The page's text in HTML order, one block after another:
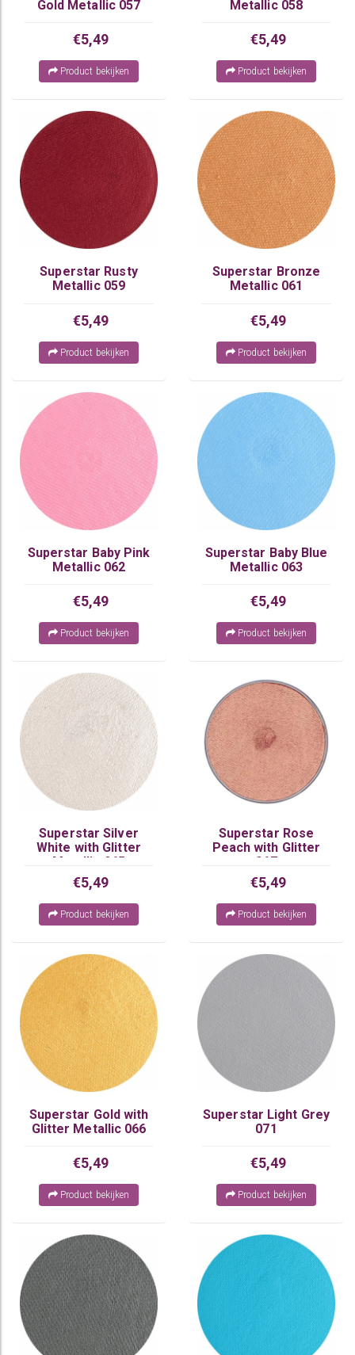
Gold Metallic 057
€5,49
Product bekijken
Metallic 058
€5,49
Product bekijken
Superstar Rusty
Metallic 059
€5,49
Product bekijken
Superstar Bronze
Metallic 061
€5,49
Product bekijken
Superstar Baby Pink
Metallic 062
€5,49
Product bekijken
Superstar Baby Blue
Metallic 063
€5,49
Product bekijken
Superstar Silver
White with Glitter
Metallic 065
€5,49
Product bekijken
Superstar Rose
Peach with Glitter
067
€5,49
Product bekijken
Superstar Gold with
Glitter Metallic 066
€5,49
Product bekijken
Superstar Light Grey
071
€5,49
Product bekijken